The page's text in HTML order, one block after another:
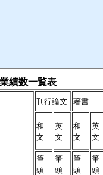
績数一覧表
刊行論文
著書
和
文
英
文
和
文
英
文
筆
頭
筆
頭
筆
頭
筆
頭